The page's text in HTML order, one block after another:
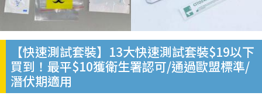
【快速測試套裝】13大快速測試套裝$19以下
買到！最平$10獲衛生署認可/通過歐盟標準/
潛伏期適用